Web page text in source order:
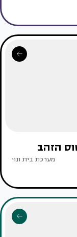
הזהב
מערכת בית ונוי